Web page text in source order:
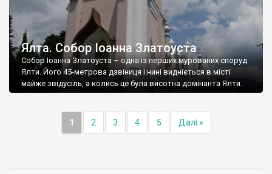
Ялта. Собор Іоанна Златоуста
Собор Іоанна Златоуста – одна із перших мурованих споруд
Ялти. Його 45-метрова дзвіниця і нині видніється в місті
майже звідусіль, а колись це була висотна домінанта Ялти.
1 2 3 4 5 Далі »